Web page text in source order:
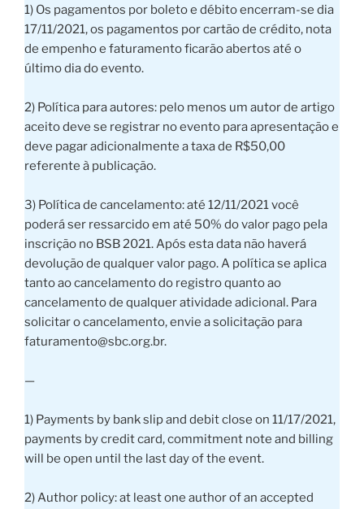
1) Os pagamentos por boleto e débito encerram-se dia
17/11/2021, os pagamentos por cartão de crédito, nota
de empenho e faturamento ficarão abertos até o
último dia do evento.
2) Política para autores: pelo menos um autor de artigo
aceito deve se registrar no evento para apresentação e
deve pagar adicionalmente a taxa de R$50,00
referente à publicação.
3) Política de cancelamento: até 12/11/2021 você
poderá ser ressarcido em até 50% do valor pago pela
inscrição no BSB 2021. Após esta data não haverá
devolução de qualquer valor pago. A política se aplica
tanto ao cancelamento do registro quanto ao
cancelamento de qualquer atividade adicional. Para
solicitar o cancelamento, envie a solicitação para
faturamento@sbc.org.br.
—
1) Payments by bank slip and debit close on 11/17/2021,
payments by credit card, commitment note and billing
will be open until the last day of the event.
2) Author policy: at least one author of an accepted